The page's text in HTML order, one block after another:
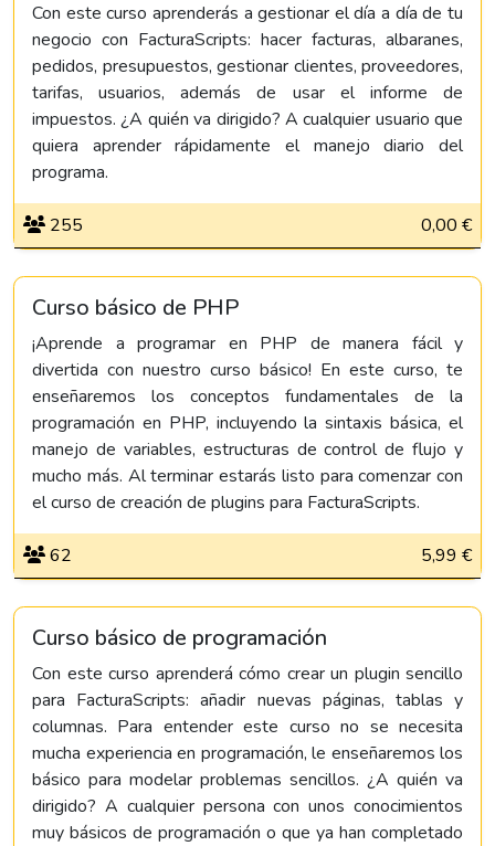
Con este curso aprenderás a gestionar el día a día de tu
negocio con FacturaScripts: hacer facturas, albaranes,
pedidos, presupuestos, gestionar clientes, proveedores,
tarifas, usuarios, además de usar el informe de
impuestos. ¿A quién va dirigido? A cualquier usuario que
quiera aprender rápidamente el manejo diario del
programa.
255 0,00 €
Curso básico de PHP
¡Aprende a programar en PHP de manera fácil y
divertida con nuestro curso básico! En este curso, te
enseñaremos los conceptos fundamentales de la
programación en PHP, incluyendo la sintaxis básica, el
manejo de variables, estructuras de control de flujo y
mucho más. Al terminar estarás listo para comenzar con
el curso de creación de plugins para FacturaScripts.
62 5,99 €
Curso básico de programación
Con este curso aprenderá cómo crear un plugin sencillo
para FacturaScripts: añadir nuevas páginas, tablas y
columnas. Para entender este curso no se necesita
mucha experiencia en programación, le enseñaremos los
básico para modelar problemas sencillos. ¿A quién va
dirigido? A cualquier persona con unos conocimientos
muy básicos de programación o que ya han completado